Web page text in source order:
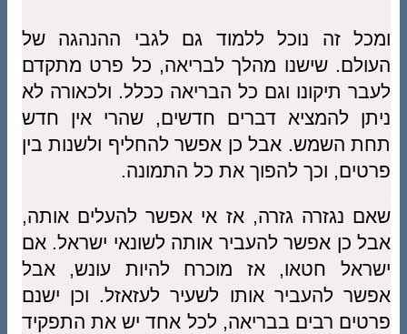
ומכל זה נוכל ללמוד גם לגבי ההנהגה של
העולם. שישנו מהלך לבריאה, כל פרט מתקדם
לעבר תיקונו וגם כל הבריאה ככלל. ולכאורה לא
ניתן להמציא דברים חדשים, שהרי אין חדש
תחת השמש. אבל כן אפשר להחליף ולשנות בין
פרטים, וכך להפוך את כל התמונה.
שאם נגזרה גזרה, אז אי אפשר להעלים אותה,
אבל כן אפשר להעביר אותה לשונאי ישראל. אם
ישראל חטאו, אז מוכרח להיות עונש, אבל
אפשר להעביר אותו לשעיר לעזאזל. וכן ישנם
פרטים רבים בבריאה, לכל אחד יש את התפקיד